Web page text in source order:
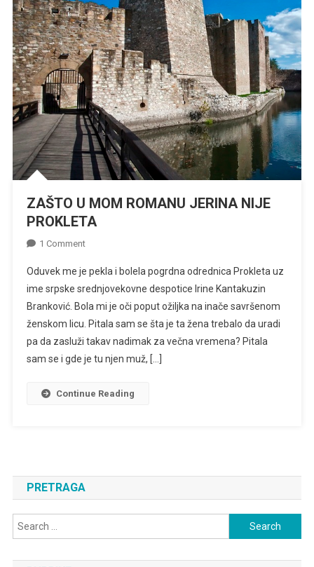
ZAŠTO U MOM ROMANU JERINA NIJE
PROKLETA
1 CommentOn
U
MOM
ROMANU
JERINA
NIJE
PROKLETA
Oduvek me je pekla i bolela pogrdna odrednica Prokleta uz
ime srpske srednjovekovne despotice Irine Kantakuzin
Branković. Bola mi je oči poput ožiljka na inače savršenom
ženskom licu. Pitala sam se šta je ta žena trebalo da uradi
pa da zasluži takav nadimak za večna vremena? Pitala
sam se i gde je tu njen muž, […]
Continue Reading
PRETRAGA
Search
for: